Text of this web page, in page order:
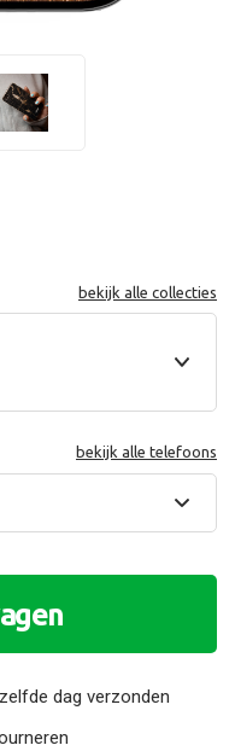
bekijk alle collecties
bekijk alle telefoons
dag verzonden